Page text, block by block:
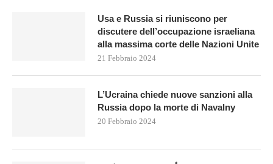
Usa e Russia si riuniscono per
discutere dell’occupazione israeliana
alla massima corte delle Nazioni Unite
21 Febbraio 2024
L’Ucraina chiede nuove sanzioni alla
Russia dopo la morte di Navalny
20 Febbraio 2024